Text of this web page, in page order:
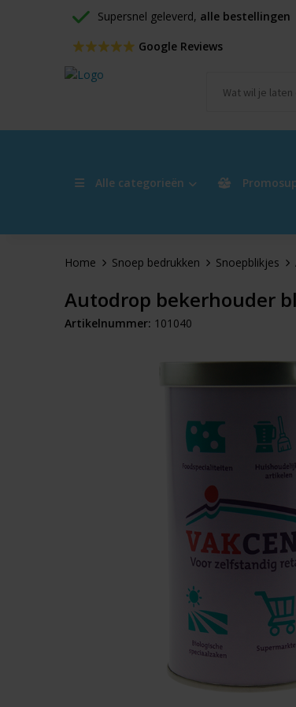
Supersnel geleverd, alle bestellingen
Google Reviews
Alle categorieën
Home Snoep bedrukken Snoepblikjes
Autodrop bekerhouder
Artikelnummer: 101040